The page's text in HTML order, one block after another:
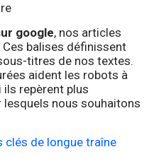
google, nos articles
balises définissent
titres de nos textes.
aident les robots à
ils repèrent plus
nous souhaitons
clés de longue traîne